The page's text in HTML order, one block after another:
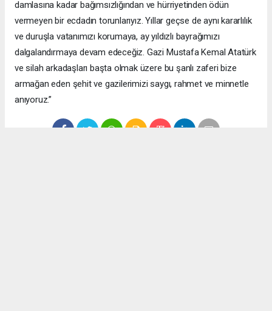
damlasına kadar bağımsızlığından ve hürriyetinden ödün
vermeyen bir ecdadın torunlarıyız. Yıllar geçse de aynı kararlılık
ve duruşla vatanımızı korumaya, ay yıldızlı bayrağımızı
dalgalandırmaya devam edeceğiz. Gazi Mustafa Kemal Atatürk
ve silah arkadaşları başta olmak üzere bu şanlı zaferi bize
armağan eden şehit ve gazilerimizi saygı, rahmet ve minnetle
anıyoruz.”